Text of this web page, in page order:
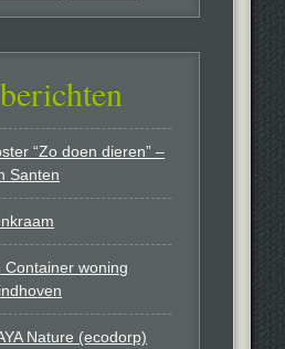
“Zo doen dieren” –
Santen
Container woning
Nature (ecodorp)